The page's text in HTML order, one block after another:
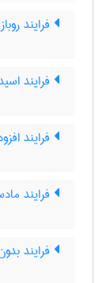
فرایند
فرایند
فرایند
فرایند
فرایند